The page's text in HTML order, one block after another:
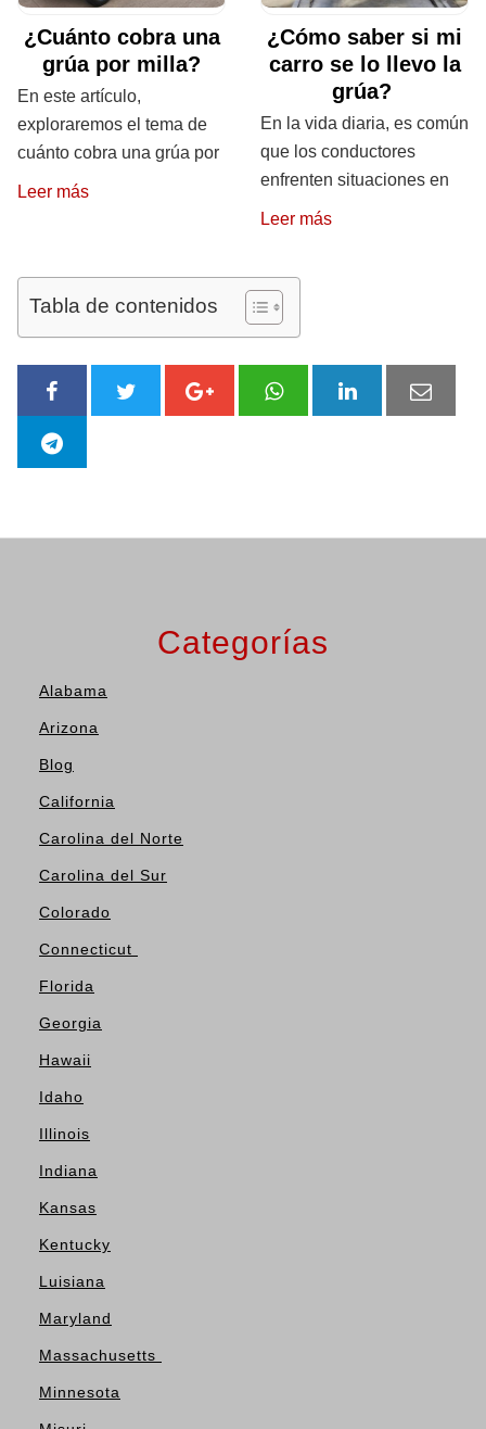
¿Cuánto cobra una
grúa por milla?
En este artículo,
exploraremos el tema de
cuánto cobra una grúa por
Leer más
¿Cómo saber si mi
carro se lo llevo la
grúa?
En la vida diaria, es común
que los conductores
enfrenten situaciones en
Leer más
Tabla de contenidos
Categorías
Alabama
Arizona
Blog
California
Carolina del Norte
Carolina del Sur
Colorado
Connecticut
Florida
Georgia
Hawaii
Idaho
Illinois
Indiana
Kansas
Kentucky
Luisiana
Maryland
Massachusetts
Minnesota